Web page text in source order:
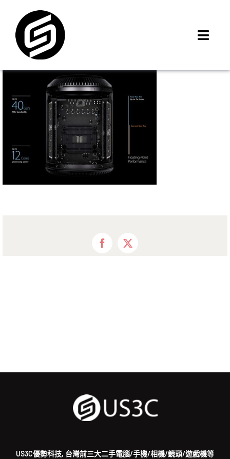
content
iMCheck APP
iPhone 回收價
3C租賃
Facebook
X
US3C優勢科技, 台灣前三大二手電腦/手機/相機/鏡頭/遊戲機等